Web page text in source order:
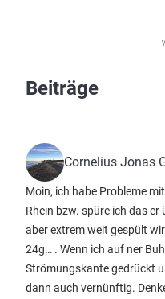
Beiträge
Cornelius Jonas
Moin, ich habe Probleme
Rhein bzw. spüre ich das
aber extrem weit gespült
24g… . Wenn ich auf ner
Strömungskante gedrückt
dann auch vernünftig.